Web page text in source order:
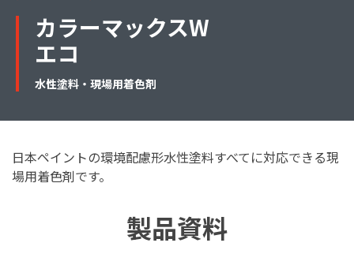
カラーマックスW
エコ
水性塗料・現場用着色剤
日本ペイントの環境配慮形水性塗料すべてに対応できる現
場用着色剤です。
製品資料